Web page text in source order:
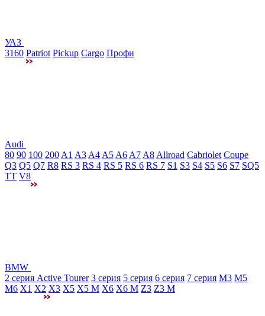
УАЗ
3160 Patriot Pickup Cargo Профи
Audi
80 90 100 200 A1 A3 A4 A5 A6 A7 A8 Allroad Cabriolet Coupe
Q3 Q5 Q7 R8 RS 3 RS 4 RS 5 RS 6 RS 7 S1 S3 S4 S5 S6 S7 SQ5
TT V8
BMW
2 серия Active Tourer 3 серия 5 серия 6 серия 7 серия M3 М5
M6 X1 X2 X3 X5 X5 M X6 X6 M Z3 Z3 M